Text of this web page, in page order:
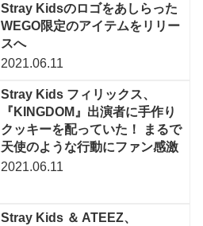
Stray Kidsのロゴをあしらった
WEGO限定のアイテムをリリー
スへ
2021.06.11
Stray Kids フィリックス、
『KINGDOM』出演者に手作り
クッキーを配っていた！ まるで
天使のような行動にファン感激
2021.06.11
Stray Kids ＆ ATEEZ、